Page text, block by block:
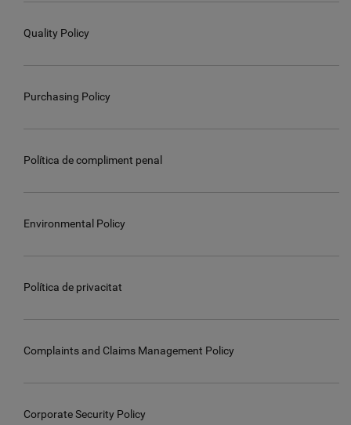
Quality Policy
Purchasing Policy
Política de compliment penal
Environmental Policy
Política de privacitat
Complaints and Claims Management Policy
Corporate Security Policy